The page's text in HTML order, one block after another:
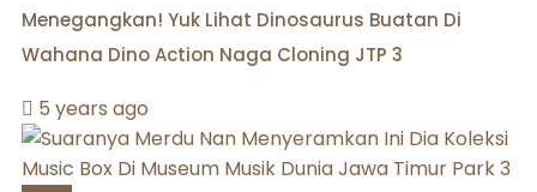
Menegangkan! Yuk Lihat Dinosaurus Buatan Di
Wahana Dino Action Naga Cloning JTP 3
5 years ago